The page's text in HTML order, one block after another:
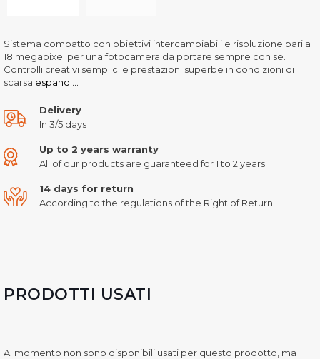
Sistema compatto con obiettivi intercambiabili e risoluzione pari a
18 megapixel per una fotocamera da portare sempre con se.
Controlli creativi semplici e prestazioni superbe in condizioni di
scarsa espandi...
Delivery
In 3/5 days
Up to 2 years warranty
All of our products are guaranteed for 1 to 2 years
14 days for return
According to the regulations of the Right of Return
PRODOTTI USATI
Al momento non sono disponibili usati per questo prodotto, ma